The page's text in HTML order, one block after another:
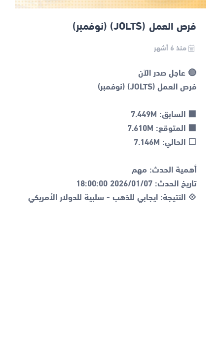
فرص العمل (JOLTS) (نوفمبر)
منذ 6 أشهر
💠 النتيجة: ايجابي للذهب - سلبية للدولار الأمريكي